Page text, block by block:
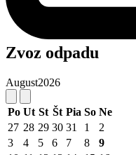
Zvoz odpadu
August2026
Po Ut St Št Pia So Ne
27 28 29 30 31 1
2
3
4 5 6 7 8
9